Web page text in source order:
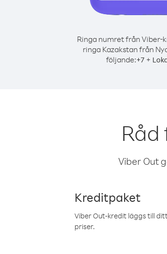
Ringa numret från Viber-
ringa Kazakstan från
följande:+7 +
Viber Out
Kreditpaket
Viber Out-kredit läggs till
priser.